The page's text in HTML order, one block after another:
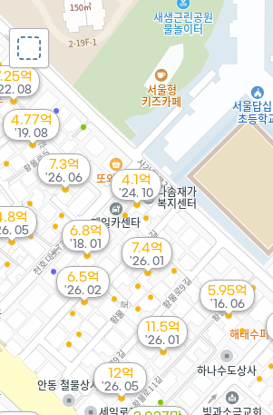
7.3억
'26. 06
12억
'26. 05
억
05
6.5억
'26. 02
11.5억
'26. 01
7.4억
'26. 01
4.1억
'24. 10
억
08
4.77억
'19. 08
6.8억
'18. 01
5.95억
'16. 06